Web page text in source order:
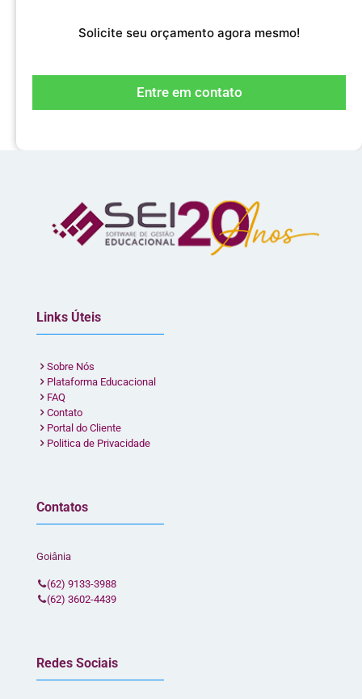
Solicite seu orçamento agora mesmo!
Entre em contato
Links Úteis
Sobre Nós
Plataforma Educacional
FAQ
Contato
Portal do Cliente
Politica de Privacidade
Contatos
Goiânia
(62) 9133-3988
(62) 3602-4439
Redes Sociais